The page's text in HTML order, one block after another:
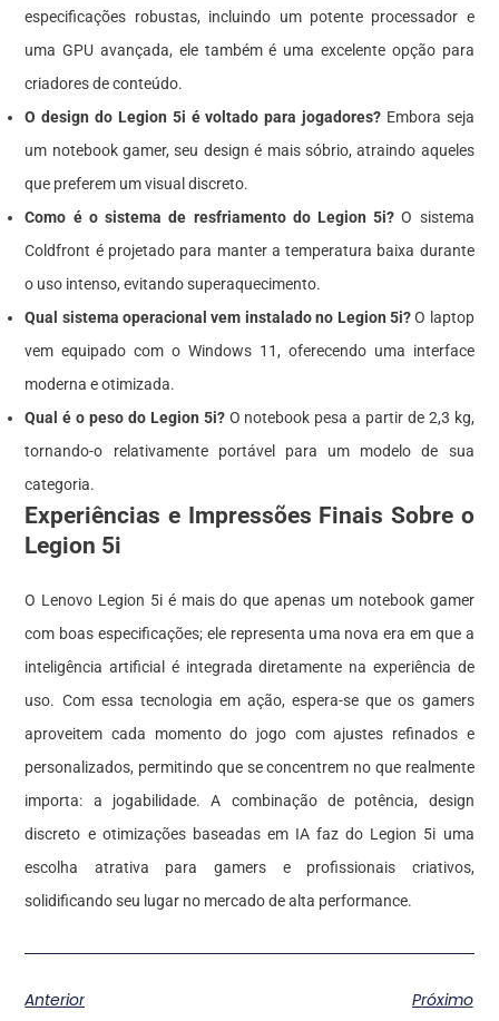
especificações robustas, incluindo um potente processador e
uma GPU avançada, ele também é uma excelente opção para
criadores de conteúdo.
O design do Legion 5i é voltado para jogadores?Embora seja
um notebook gamer, seu design é mais sóbrio, atraindo aqueles
que preferem um visual discreto.
Como é o sistema de resfriamento do Legion 5i? O sistema
Coldfront é projetado para manter a temperatura baixa durante
o uso intenso, evitando superaquecimento.
Qual sistema operacional vem instalado no Legion 5i?O laptop
vem equipado com o Windows 11, oferecendo uma interface
moderna e otimizada.
Qual é o peso do Legion 5i?O notebook pesa a partir de 2,3 kg,
tornando-o relativamente portável para um modelo de sua
categoria.
Experiências e Impressões Finais Sobre o
Legion 5i
O Lenovo Legion 5i é mais do que apenas um notebook gamer
com boas especificações; ele representa uma nova era em que a
inteligência artificial é integrada diretamente na experiência de
uso. Com essa tecnologia em ação, espera-se que os gamers
aproveitem cada momento do jogo com ajustes refinados e
personalizados, permitindo que se concentrem no que realmente
importa: a jogabilidade. A combinação de potência, design
discreto e otimizações baseadas em IA faz do Legion 5i uma
escolha atrativa para gamers e profissionais criativos,
solidificando seu lugar no mercado de alta performance.
Anterior Próximo